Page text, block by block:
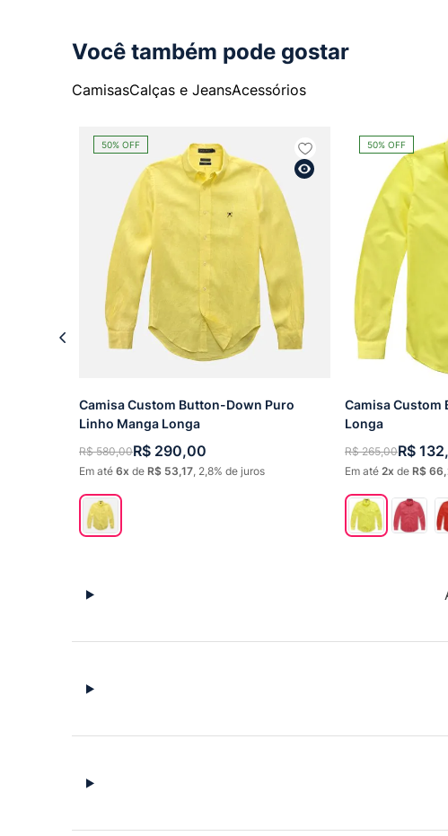
Você também pode gostar
CamisasCalças e JeansAcessórios
50% OFF
Camisa Custom Button-Down Puro
Linho Manga Longa
R$ 580,00R$ 290,00
Em até 6 de R$ 53,17, 2,8% de juros
50% OFF
Camisa Custom
Longa
R$ 265,00R$ 132,
Em até 2 de R$ 66,